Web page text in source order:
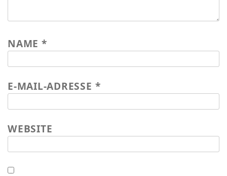
NAME *
E-MAIL-ADRESSE *
WEBSITE